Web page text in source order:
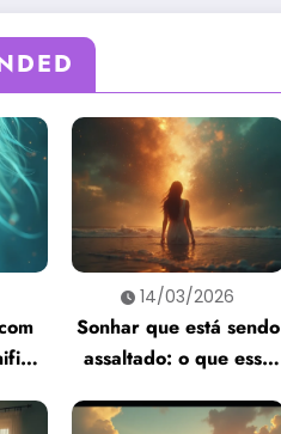
14/03/2026
Sonhar que está sendo
assaltado: o que esse